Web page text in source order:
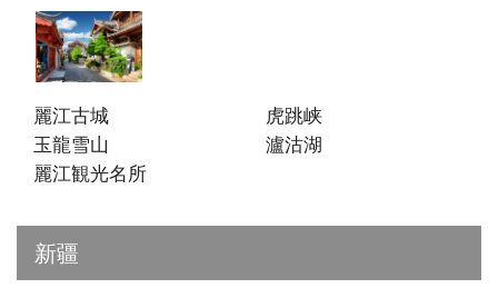
麗江古城
虎跳峡
玉龍雪山
瀘沽湖
麗江観光名所
新疆